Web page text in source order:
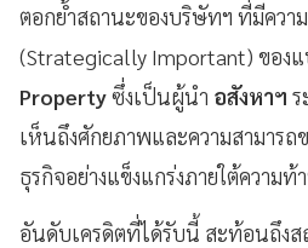
ตอกย้ำสถานะของบริษัทฯ ที่มีควา
(Strategically Important) ของ
Propertyซึ่งเป็นผู้นำ อสังหาฯ ร
เห็นถึงศักยภาพและความสามารถ
ธุรกิจอย่างแข็งแกร่งภายใต้ความท้
อันดับเครดิตที่ได้รับนี้ สะท้อนถึง